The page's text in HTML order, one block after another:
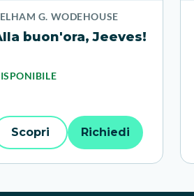
G. WODEHOUSE
buon'ora, Jeeves!
Scopri Richiedi